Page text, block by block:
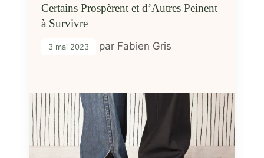
Certains Prospèrent et d’Autres Peinent
à Survivre
3 mai 2023 par Fabien Gris